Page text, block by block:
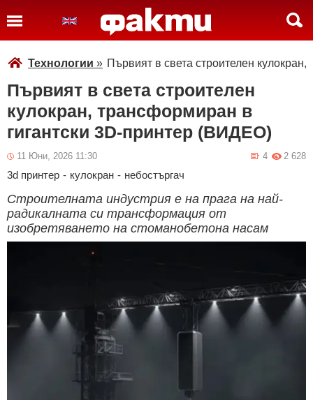
Технологии » Първият в света строителен
Първият в света строителен
кулокран, трансформиран в
гигантски 3D-принтер (ВИДЕО)
11 Юни, 2026 11:30 2 628
4
3d принтер - кулокран - небостъргач
Строителната индустрия е на прага на най-
радикалната си трансформация от
изобретяването на стоманобетона насам